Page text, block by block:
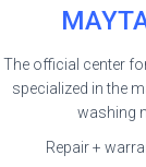
The official center
specialized in the
washing
Repair +